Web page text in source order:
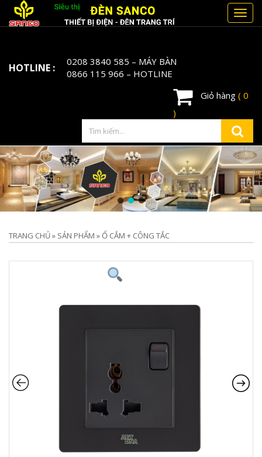
HOTLINE : 0208 3840 585 – MÁY BÀN
0866 115 966 – HOTLINE
Giỏ hàng ( 0
)
TRANG CHỦ» SẢN PHẨM »Ổ CẮM + CÔNG TẮC